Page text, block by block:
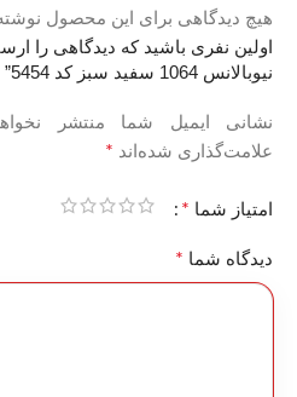
هیچ دیدگاهی برای این محصول
اولین نفری باشید که دیدگاهی را
نیوبالانس 1064 سفید سبز کد 5454”
نشانی ایمیل شما منتشر
علامت‌گذاری شده‌اند *
امتیاز شما *
دیدگاه شما *